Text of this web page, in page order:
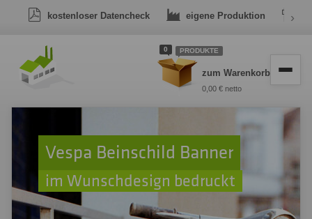
kostenloser Datencheck eigene Produktion ›
0 PRODUKTE
zum Warenkorb
0,00 € netto
Vespa Beinschild Banner
im Wunschdesign bedruckt